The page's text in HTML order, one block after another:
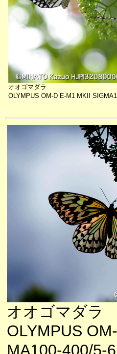
オオゴマダラ
OLYMPUS OM-D E-M1 MKII
オオゴマダラ
OLYMPUS
MA100-400/5-